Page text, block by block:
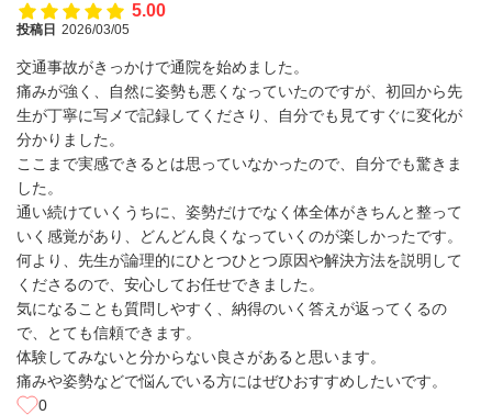
5.00
投稿日 2026/03/05
交通事故がきっかけで通院を始めました。
痛みが強く、自然に姿勢も悪くなっていたのですが、初回から先
生が丁寧に写メで記録してくださり、自分でも見てすぐに変化が
分かりました。
ここまで実感できるとは思っていなかったので、自分でも驚きま
した。
通い続けていくうちに、姿勢だけでなく体全体がきちんと整って
いく感覚があり、どんどん良くなっていくのが楽しかったです。
何より、先生が論理的にひとつひとつ原因や解決方法を説明して
くださるので、安心してお任せできました。
気になることも質問しやすく、納得のいく答えが返ってくるの
で、とても信頼できます。
体験してみないと分からない良さがあると思います。
痛みや姿勢などで悩んでいる方にはぜひおすすめしたいです。
0